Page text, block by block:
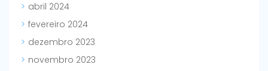
abril 2024
fevereiro 2024
dezembro 2023
novembro 2023